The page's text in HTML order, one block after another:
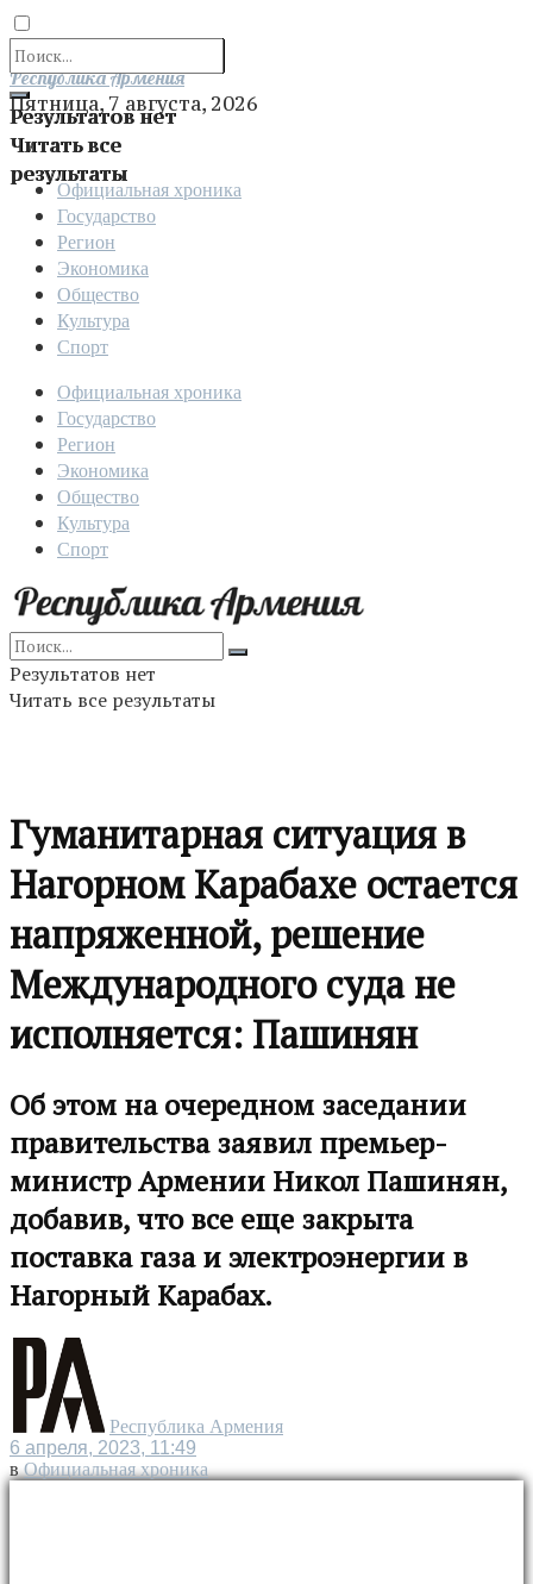
Результатов нет
Читать все
результаты
Отправить
Республика Армения
Пятница, 7 августа, 2026
Официальная хроника
Государство
Регион
Экономика
Общество
Культура
Спорт
Официальная хроника
Государство
Регион
Экономика
Общество
Культура
Спорт
Результатов нет
Читать все результаты
Гуманитарная ситуация в
Нагорном Карабахе остается
напряженной, решение
Международного суда не
исполняется: Пашинян
Об этом на очередном заседании
правительства заявил премьер-
министр Армении Никол Пашинян,
добавив, что все еще закрыта
поставка газа и электроэнергии в
Нагорный Карабах.
Республика Армения
6 апреля, 2023, 11:49
в Официальная хроника